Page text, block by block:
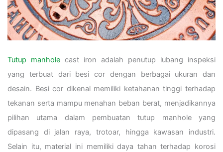
Tutup manhole cast iron adalah penutup lubang inspeksi
yang terbuat dari besi cor dengan berbagai ukuran dan
desain. Besi cor dikenal memiliki ketahanan tinggi terhadap
tekanan serta mampu menahan beban berat, menjadikannya
pilihan utama dalam pembuatan tutup manhole yang
dipasang di jalan raya, trotoar, hingga kawasan industri.
Selain itu, material ini memiliki daya tahan terhadap korosi